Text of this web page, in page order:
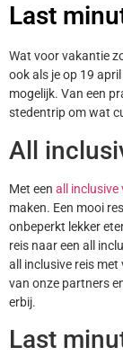
Last
Wat voor vakantie
ook als je op 19
mogelijk. Van een
stedentrip om wat
All
Met een all inclusive
maken. Een mooi
onbeperkt lekker
reis naar een all
all inclusive reis met
van onze partners
erbij.
Last